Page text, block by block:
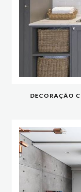
DECORAÇÃO